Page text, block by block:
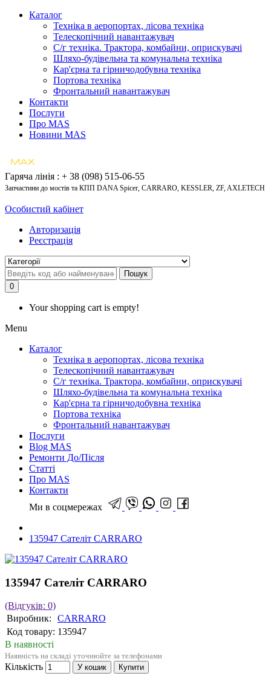
Каталог
Техніка в аеропортах, лісова техніка
Телескопічний навантажувач
С/г техніка. Трактора, комбайни, оприскувачі
Шляхо-будівельна та комунальна техніка
Кар'єрна та гірничодобувна техніка
Портова техніка
Фронтальний навантажувач
Контакти
Послуги
Про MAS
Новини MAS
Гаряча лінія : + 38 (098) 515-06-55
Запчастини до мостів та КПП DANA Spicer, CARRARO, KESSLER, ZF, AXLETECH
Особистий кабінет
Авторизація
Реєстрація
Пошук
0
Your shopping cart is empty!
Menu
Каталог
Техніка в аеропортах, лісова техніка
Телескопічний навантажувач
С/г техніка. Трактора, комбайни, оприскувачі
Шляхо-будівельна та комунальна техніка
Кар'єрна та гірничодобувна техніка
Портова техніка
Фронтальний навантажувач
Послуги
Blog MAS
Ремонти До/Після
Статті
Про MAS
Контакти
Ми в соцмережах
135947 Сателіт CARRARO
135947 Сателіт CARRARO
(Відгуків: 0)
Виробник:
CARRARO
Код товару: 135947
В наявності
Наявність на складі уточнюйте за телефонами
Кількість У кошик Купити